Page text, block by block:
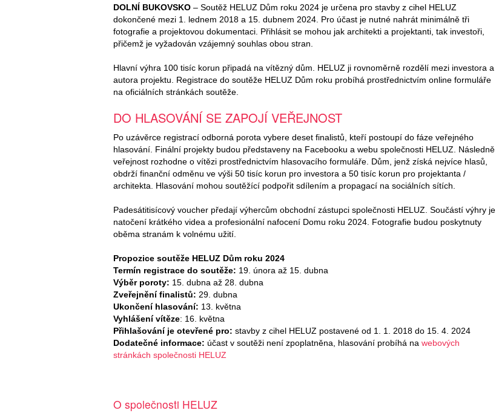
DOLNÍ BUKOVSKO – Soutěž HELUZ Dům roku 2024 je určena pro stavby z cihel HELUZ
dokončené mezi 1. lednem 2018 a 15. dubnem 2024. Pro účast je nutné nahrát minimálně tři
fotografie a projektovou dokumentaci. Přihlásit se mohou jak architekti a projektanti, tak investoři,
přičemž je vyžadován vzájemný souhlas obou stran.
Hlavní výhra 100 tisíc korun připadá na vítězný dům. HELUZ ji rovnoměrně rozdělí mezi investora a
autora projektu. Registrace do soutěže HELUZ Dům roku probíhá prostřednictvím online formuláře
na oficiálních stránkách soutěže.
DO HLASOVÁNÍ SE ZAPOJÍ VEŘEJNOST
Po uzávěrce registrací odborná porota vybere deset finalistů, kteří postoupí do fáze veřejného
hlasování. Finální projekty budou představeny na Facebooku a webu společnosti HELUZ. Následně
veřejnost rozhodne o vítězi prostřednictvím hlasovacího formuláře. Dům, jenž získá nejvíce hlasů,
obdrží finanční odměnu ve výši 50 tisíc korun pro investora a 50 tisíc korun pro projektanta /
architekta. Hlasování mohou soutěžící podpořit sdílením a propagací na sociálních sítích.
Padesátitisícový voucher předají výhercům obchodní zástupci společnosti HELUZ. Součástí výhry je
natočení krátkého videa a profesionální nafocení Domu roku 2024. Fotografie budou poskytnuty
oběma stranám k volnému užití.
Propozice soutěže HELUZ Dům roku 2024
Termín registrace do soutěže: 19. února až 15. dubna
Výběr poroty: 15. dubna až 28. dubna
Zveřejnění finalistů: 29. dubna
Ukončení hlasování: 13. května
Vyhlášení vítěze: 16. května
Přihlašování je otevřené pro: stavby z cihel HELUZ postavené od 1. 1. 2018 do 15. 4. 2024
Dodatečné informace: účast v soutěži není zpoplatněna, hlasování probíhá na webových
stránkách společnosti HELUZ
O společnosti HELUZ